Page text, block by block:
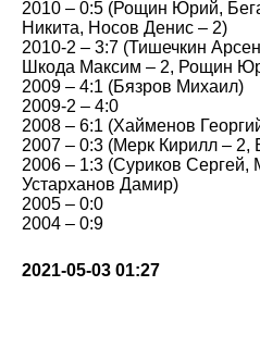
2010 – 0:5 (Рощин Юрий,
Никита, Носов Денис – 2)
2010-2 – 3:7 (Тишечкин
Шкода Максим – 2, Рощин
2009 – 4:1 (Бязров Михаил)
2009-2 – 4:0
2008 – 6:1 (Хайменов
2007 – 0:3 (Мерк Кирилл – 2,
2006 – 1:3 (Суриков Сергей,
Устарханов Дамир)
2005 – 0:0
2004 – 0:9
2021-05-03 01:27